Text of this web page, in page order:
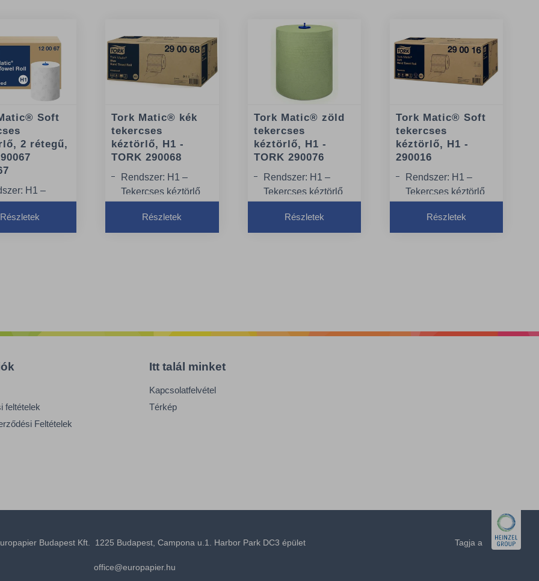
Soft
2 rétegű,
H1 –
kéztörlő
Részletek
Tork Matic® kék
tekercses
kéztörlő, H1 -
TORK 290068
Rendszer: H1 –
Tekercses kéztörlő
Részletek
Tork Matic® zöld
tekercses
kéztörlő, H1 -
TORK 290076
Rendszer: H1 –
Tekercses kéztörlő
Részletek
Tork Matic® Soft
tekercses
kéztörlő, H1 -
290016
Rendszer: H1 –
Tekercses kéztörlő
Részletek
feltételek
Feltételek
Itt talál minket
Kapcsolatfelvétel
Térkép
Budapest Kft. 1225 Budapest, Campona u.1. Harbor Park DC3 épület
office@europapier.hu
Tagja a